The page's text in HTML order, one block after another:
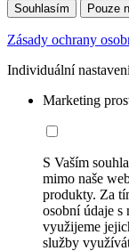
Souhlasím Pouze
Zásady ochrany
Individuální
Marketing
S Vaším
mimo naše
produkty. Za
osobní údaje s
využijeme
služby